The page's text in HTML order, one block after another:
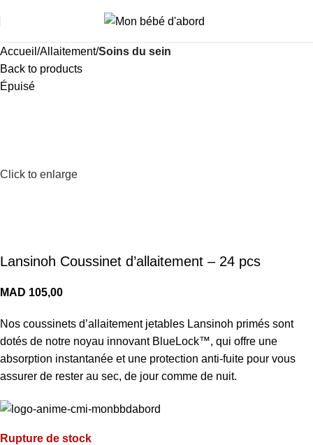
Accueil Allaitement Soins du sein
Back to products
Épuisé
Click to enlarge
Lansinoh Coussinet d’allaitement – 24 pcs
MAD
Nos coussinets d’allaitement jetables Lansinoh primés sont
dotés de notre noyau innovant BlueLock™, qui offre une
absorption instantanée et une protection anti-fuite pour vous
assurer de rester au sec, de jour comme de nuit.
Rupture de stock